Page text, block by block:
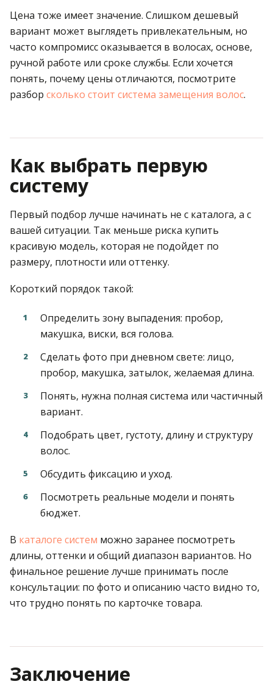
Цена тоже имеет значение. Слишком дешевый
вариант может выглядеть привлекательным, но
часто компромисс оказывается в волосах, основе,
ручной работе или сроке службы. Если хочется
понять, почему цены отличаются, посмотрите
разбор сколько стоит система замещения волос.
Как выбрать первую
систему
Первый подбор лучше начинать не с каталога, а с
вашей ситуации. Так меньше риска купить
красивую модель, которая не подойдет по
размеру, плотности или оттенку.
Короткий порядок такой:
Определить зону выпадения: пробор,
макушка, виски, вся голова.
Сделать фото при дневном свете: лицо,
пробор, макушка, затылок, желаемая длина.
Понять, нужна полная система или частичный
вариант.
Подобрать цвет, густоту, длину и структуру
волос.
Обсудить фиксацию и уход.
Посмотреть реальные модели и понять
бюджет.
В каталоге систем можно заранее посмотреть
длины, оттенки и общий диапазон вариантов. Но
финальное решение лучше принимать после
консультации: по фото и описанию часто видно то,
что трудно понять по карточке товара.
Заключение